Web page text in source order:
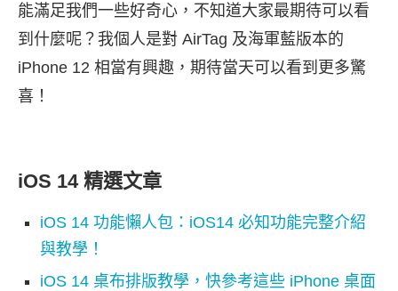
能滿足我們一些好奇心，不知道大家最期待可以看
到什麼呢？我個人是對 AirTag 及海軍藍版本的
iPhone 12 相當有興趣，期待當天可以看到更多驚
喜！
iOS 14 精選文章
iOS 14 功能懶人包：iOS14 必知功能完整介紹
與教學！
iOS 14 桌布排版教學，快參考這些 iPhone 桌面